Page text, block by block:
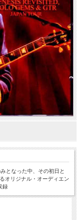
となった中、その初日と
オリジナル・オーディエン
録